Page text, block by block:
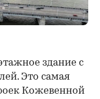
здание с
Это самая
Кожевенной